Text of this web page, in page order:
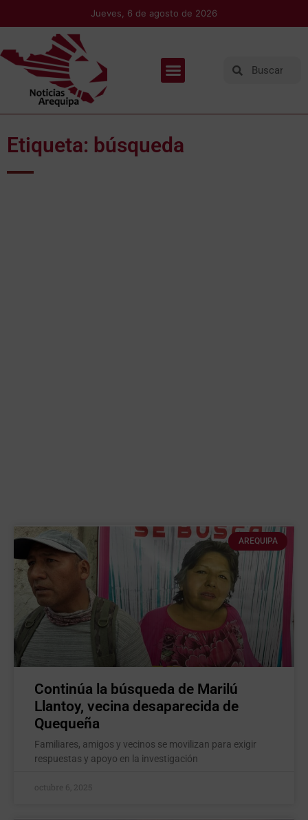
Jueves, 6 de agosto de 2026
Etiqueta: búsqueda
AREQUIPA
Continúa la búsqueda de Marilú
Llantoy, vecina desaparecida de
Quequeña
Familiares, amigos y vecinos se movilizan para exigir
respuestas y apoyo en la investigación
octubre 6, 2025